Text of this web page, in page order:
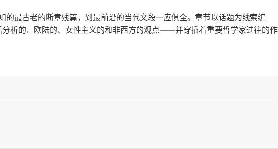
的最古老的断章残篇，到最前沿的当代文段一应俱全。章节以话题为线索编
析的、欧陆的、女性主义的和非西方的观点——并穿插着重要哲学家过往的作